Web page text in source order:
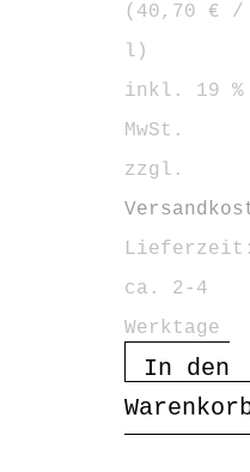
( 40,70 € /
l )
inkl. 19 %
MwSt.
zzgl.
Lieferzeit:
ca. 2-4
Werktage
In den